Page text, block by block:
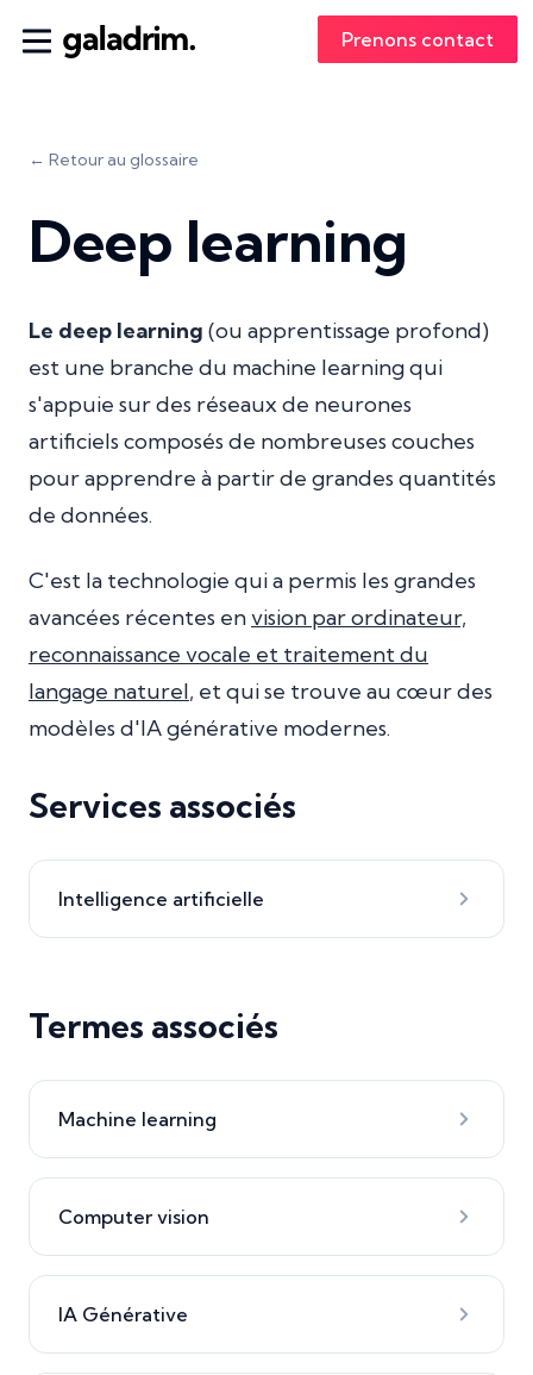
Prenons contact
← Retour au glossaire
Deep learning
Le deep learning (ou apprentissage profond)
est une branche du machine learning qui
s'appuie sur des réseaux de neurones
artificiels composés de nombreuses couches
pour apprendre à partir de grandes quantités
de données.
C'est la technologie qui a permis les grandes
avancées récentes envision par ordinateur,
reconnaissance vocale et traitement du
langage naturel, et qui se trouve au cœur des
modèles d'IA générative modernes.
Services associés
Intelligence artificielle
Termes associés
Machine learning
Computer vision
IA Générative